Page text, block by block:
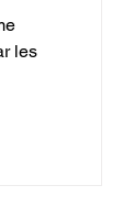
les